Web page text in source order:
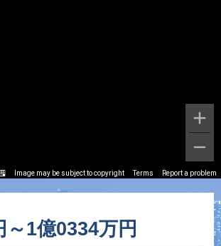
～1億0334万円
Image may be subject to copyright Terms Report a problem